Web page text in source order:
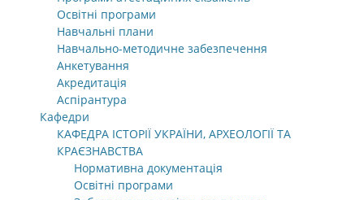
Освітні програми
Навчальні плани
Навчально-методичне забезпечення
Анкетування
Акредитація
Аспірантура
Кафедри
КАФЕДРА ІСТОРІЇ УКРАЇНИ, АРХЕОЛОГІЇ ТА
КРАЄЗНАВСТВА
Нормативна документація
Освітні програми